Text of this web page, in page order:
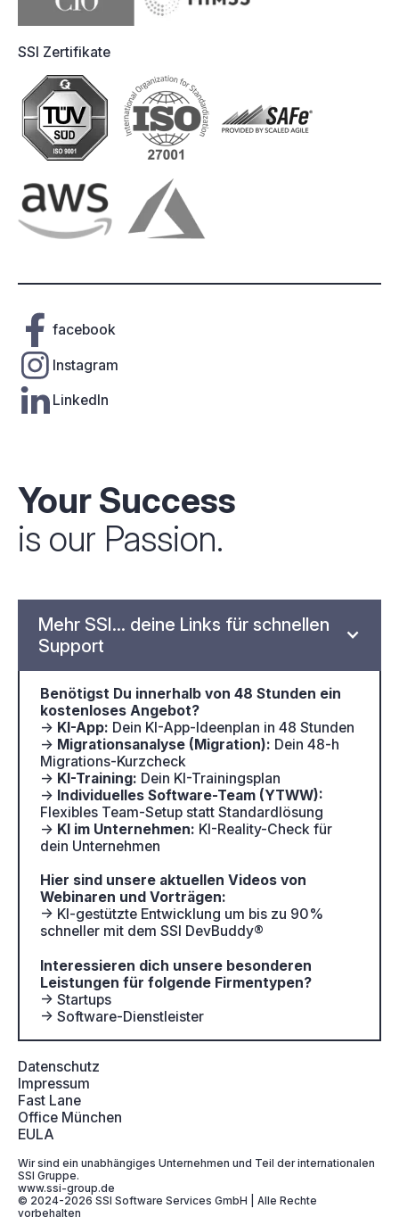
SSI Zertifikate
Your Success
is our Passion.
Mehr SSI... deine Links für schnellen
Support
Benötigst Du innerhalb von 48 Stunden ein
kostenloses Angebot?
→ KI-App: Dein KI-App-Ideenplan in 48 Stunden
→ Migrationsanalyse (Migration): Dein 48-h
Migrations-Kurzcheck
→ KI-Training: Dein KI-Trainingsplan
→ Individuelles Software-Team (YTWW):
Flexibles Team-Setup statt Standardlösung
→ KI im Unternehmen: KI-Reality-Check für
dein Unternehmen
Hier sind unsere aktuellen Videos von
Webinaren und Vorträgen:
→ KI-gestützte Entwicklung um bis zu 90%
schneller mit dem SSI DevBuddy®
Interessieren dich unsere besonderen
Leistungen für folgende Firmentypen?
→ Startups
→ Software-Dienstleister
facebook
Instagram
LinkedIn
Datenschutz
Impressum
Fast Lane
Office München
EULA
Wir sind ein unabhängiges Unternehmen und Teil der internationalen
SSI Gruppe.‍
www.ssi-group.de
© 2024-2026 SSI Software Services GmbH | Alle Rechte
vorbehalten